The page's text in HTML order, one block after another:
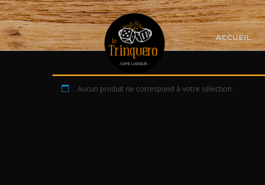
Skip
to
content
ACCUEIL
Aucun produit ne correspond à votre sélection.